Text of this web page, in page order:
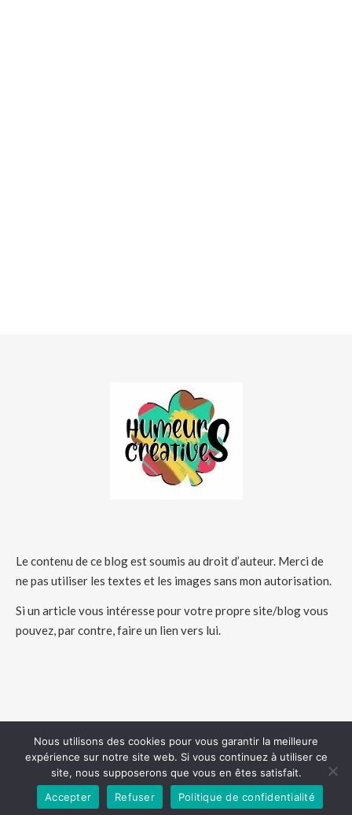
Le contenu de ce blog est soumis au droit d’auteur. Merci de
ne pas utiliser les textes et les images sans mon autorisation.
Si un article vous intéresse pour votre propre site/blog vous
pouvez, par contre, faire un lien vers lui.
COPYRIGHT 2026 - HUMEURSCREATIVES
Nous utilisons des cookies pour vous garantir la meilleure
expérience sur notre site web. Si vous continuez à utiliser ce
site, nous supposerons que vous en êtes satisfait.
Accepter
Refuser Politique de confidentialité